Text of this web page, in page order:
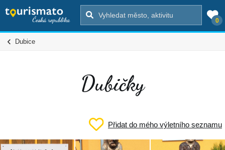
0
Dubice
Dubičky
Přidat do mého výletního seznamu